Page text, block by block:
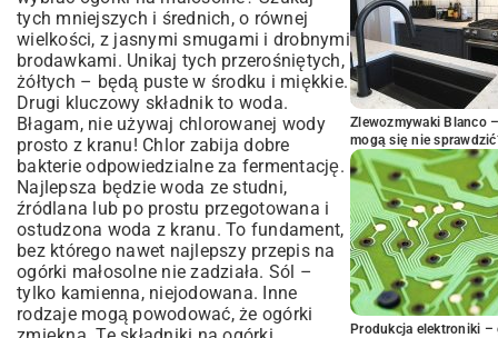
tych mniejszych i średnich, o równej
wielkości, z jasnymi smugami i drobnymi
brodawkami. Unikaj tych przerośniętych,
żółtych – będą puste w środku i miękkie.
Drugi kluczowy składnik to woda.
Błagam, nie używaj chlorowanej wody
prosto z kranu! Chlor zabija dobre
bakterie odpowiedzialne za fermentację.
Najlepsza będzie woda ze studni,
źródlana lub po prostu przegotowana i
ostudzona woda z kranu. To fundament,
bez którego nawet najlepszy przepis na
ogórki małosolne nie zadziała. Sól –
tylko kamienna, niejodowana. Inne
rodzaje mogą powodować, że ogórki
Zlewozmywaki Blanco
mogą się nie
Produkcja elektroniki –